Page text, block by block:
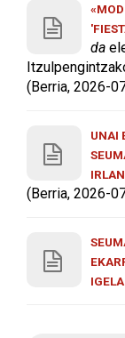
da
(Berria, 2026-
UNAI
(Berria, 2026-